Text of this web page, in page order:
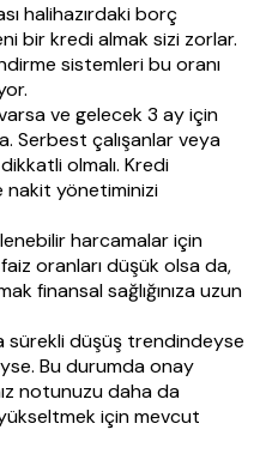
halihazırdaki borç
bir kredi almak sizi zorlar.
sistemleri bu oranı
ve gelecek 3 ay için
Serbest çalışanlar veya
olmalı. Kredi
nakit yönetiminizi
harcamalar için
oranları düşük olsa da,
finansal sağlığınıza uzun
sürekli düşüş trendindeyse
Bu durumda onay
notunuzu daha da
için mevcut